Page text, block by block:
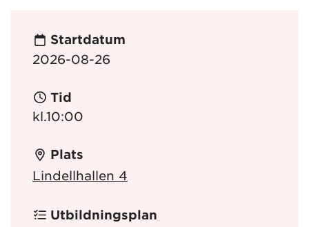
Startdatum
2026-08-26
Tid
kl.10:00
Plats
Lindellhallen 4
Utbildningsplan